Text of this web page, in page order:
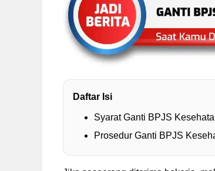
Daftar Isi
Syarat Ganti BPJS
Prosedur Ganti BPJS